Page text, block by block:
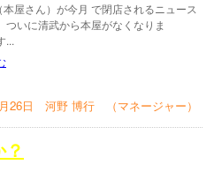
さん）が今月 で閉店されるニュース
いに清武から本屋がなくなりま
...
26日 河野 博行 （マネージャー）